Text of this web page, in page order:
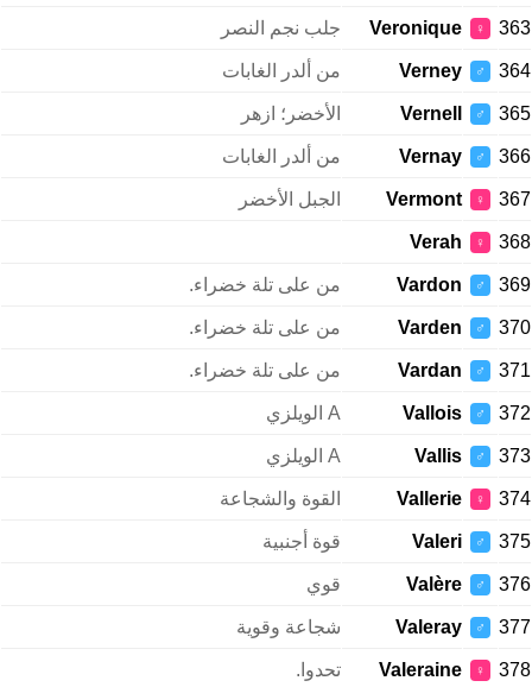
363
♀
Veronique جلب نجم النصر
364
♂
Verney من ألدر الغابات
365
♂
Vernell الأخضر؛ ازهر
366
♂
Vernay من ألدر الغابات
367
♀
Vermont الجبل الأخضر
368
♀
Verah
369
♂
Vardon من على تلة خضراء.
370
♂
Varden من على تلة خضراء.
371
♂
Vardan من على تلة خضراء.
372
♂
Vallois A الويلزي
373
♂
Vallis A الويلزي
374
♀
Vallerie القوة والشجاعة
375
♂
Valeri قوة أجنبية
376
♂
Valère قوي
377
♂
Valeray شجاعة وقوية
378
♀
Valeraine تحدوا.